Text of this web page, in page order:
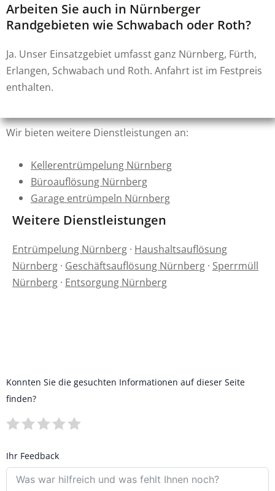
Arbeiten Sie auch in Nürnberger
Randgebieten wie Schwabach oder Roth?
Ja. Unser Einsatzgebiet umfasst ganz Nürnberg, Fürth,
Erlangen, Schwabach und Roth. Anfahrt ist im Festpreis
enthalten.
Wir bieten weitere Dienstleistungen an:
Kellerentrümpelung Nürnberg
Büroauflösung Nürnberg
Garage entrümpeln Nürnberg
Weitere Dienstleistungen
Entrümpelung Nürnberg · Haushaltsauflösung
Nürnberg · Geschäftsauflösung Nürnberg · Sperrmüll
Nürnberg · Entsorgung Nürnberg
Konnten Sie die gesuchten Informationen auf dieser Seite
finden?
Ihr Feedback